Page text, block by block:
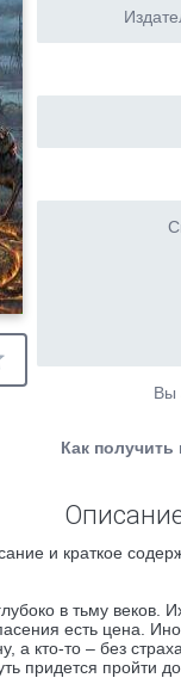
Вы
Как получить
и краткое
в тьму веков.
есть цена.
а кто-то – без
придется пройти